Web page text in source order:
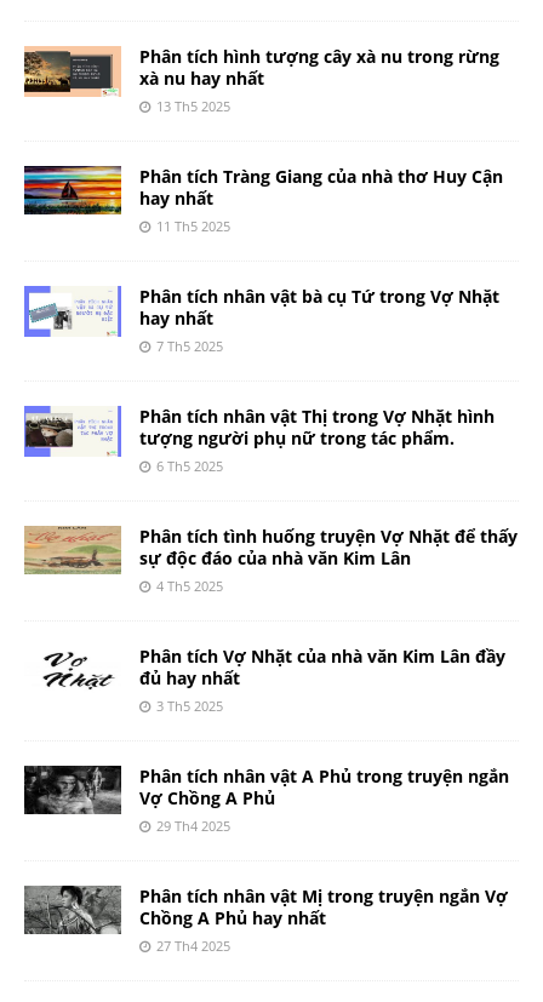
Phân tích hình tượng cây xà nu trong rừng
xà nu hay nhất
13 Th5 2025
Phân tích Tràng Giang của nhà thơ Huy Cận
hay nhất
11 Th5 2025
Phân tích nhân vật bà cụ Tứ trong Vợ Nhặt
hay nhất
7 Th5 2025
Phân tích nhân vật Thị trong Vợ Nhặt hình
tượng người phụ nữ trong tác phẩm.
6 Th5 2025
Phân tích tình huống truyện Vợ Nhặt để thấy
sự độc đáo của nhà văn Kim Lân
4 Th5 2025
Phân tích Vợ Nhặt của nhà văn Kim Lân đầy
đủ hay nhất
3 Th5 2025
Phân tích nhân vật A Phủ trong truyện ngắn
Vợ Chồng A Phủ
29 Th4 2025
Phân tích nhân vật Mị trong truyện ngắn Vợ
Chồng A Phủ hay nhất
27 Th4 2025